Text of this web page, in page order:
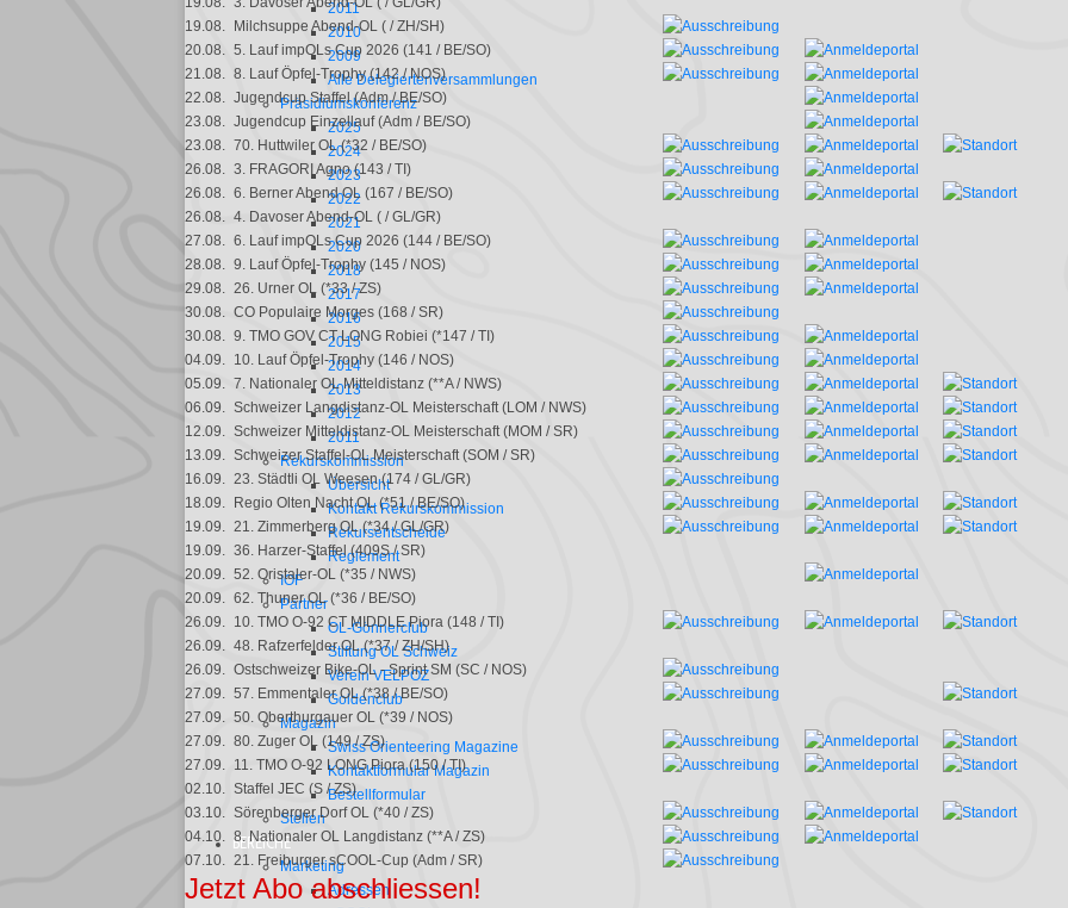
2011
2010
2009
Alle Delegiertenversammlungen
Präsidiumskonferenz
2025
2024
2023
2022
2021
2020
2018
2017
2016
2015
2014
2013
2012
2011
Rekurskommission
Übersicht
Kontakt Rekurskommission
Rekursentscheide
Reglement
IOF
Partner
OL-Gönnerclub
Stiftung OL Schweiz
Verein VELPOZ
Goldenclub
Magazin
Swiss Orienteering Magazine
Kontaktformular Magazin
Bestellformular
Stellen
BEREICHE
Marketing
Adressen
19.08.
Milchsuppe Abend-OL ( / ZH/SH)
20.08. 5. Lauf impOLs Cup 2026 (141 / BE/SO)
21.08. 8. Lauf Öpfel-Trophy (142 / NOS)
22.08. Jugendcup Staffel (Adm / BE/SO)
23.08. Jugendcup Einzellauf (Adm / BE/SO)
23.08. 70. Huttwiler OL (*32 / BE/SO)
26.08. 3. FRAGORI Agno (143 / TI)
26.08. 6. Berner Abend OL (167 / BE/SO)
26.08. 4. Davoser Abend-OL ( / GL/GR)
27.08. 6. Lauf impOLs Cup 2026 (144 / BE/SO)
28.08. 9. Lauf Öpfel-Trophy (145 / NOS)
29.08. 26. Urner OL (*33 / ZS)
30.08. CO Populaire Morges (168 / SR)
30.08. 9. TMO GOV CT LONG Robiei (*147 / TI)
04.09. 10. Lauf Öpfel-Trophy (146 / NOS)
05.09. 7. Nationaler OL Mitteldistanz (**A / NWS)
06.09. Schweizer Langdistanz-OL Meisterschaft (LOM / NWS)
12.09. Schweizer Mitteldistanz-OL Meisterschaft (MOM / SR)
13.09. Schweizer Staffel-OL Meisterschaft (SOM / SR)
16.09. 23. Städtli OL Weesen (174 / GL/GR)
18.09.
Regio Olten Nacht OL (*51 / BE/SO)
19.09. 21. Zimmerberg OL (*34 / GL/GR)
19.09. 36. Harzer-Staffel (409S / SR)
20.09. 52. Oristaler-OL (*35 / NWS)
20.09. 62. Thuner OL (*36 / BE/SO)
26.09. 10. TMO O-92 CT MIDDLE Piora (148 / TI)
26.09. 48. Rafzerfelder OL (*37 / ZH/SH)
26.09. Ostschweizer Bike-OL - Sprint SM (SC / NOS)
27.09. 57. Emmentaler OL (*38 / BE/SO)
27.09. 50. Oberthurgauer OL (*39 / NOS)
27.09. 80. Zuger OL (149 / ZS)
27.09. 11. TMO O-92 LONG Piora (150 / TI)
02.10. Staffel JEC (S / ZS)
03.10. Sörenberger Dorf OL (*40 / ZS)
04.10. 8. Nationaler OL Langdistanz (**A / ZS)
07.10. 21. Freiburger sCOOL-Cup (Adm / SR)
Jetzt Abo abschliessen!